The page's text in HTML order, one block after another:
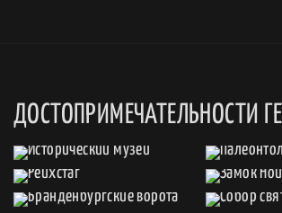
ДОСТОПРИМЕЧАТЕЛЬНОСТИ